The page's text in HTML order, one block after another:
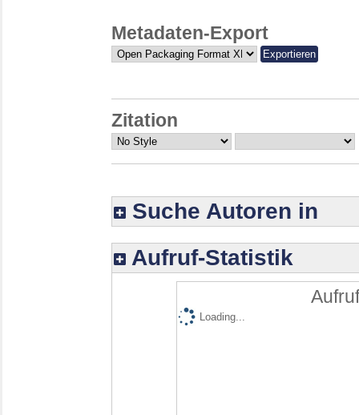
Metadaten-Export
Zitation
Suche Autoren in
Aufruf-Statistik
Loading...